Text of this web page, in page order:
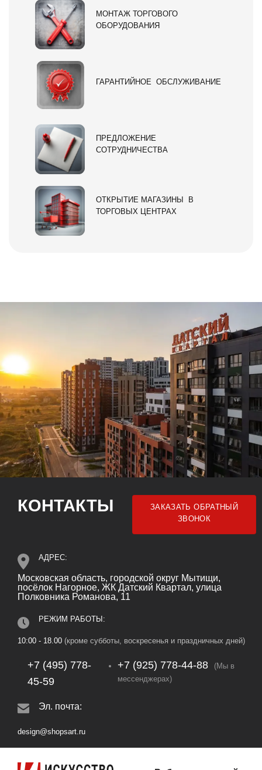
МОНТАЖ ТОРГОВОГО
ОБОРУДОВАНИЯ
ГАРАНТИЙНОЕ ОБСЛУЖИВАНИЕ
ПРЕДЛОЖЕНИЕ
СОТРУДНИЧЕСТВА
ОТКРЫТИЕ МАГАЗИНЫ В
ТОРГОВЫХ ЦЕНТРАХ
КОНТАКТЫ
ЗАКАЗАТЬ ОБРАТНЫЙ
ЗВОНОК
АДРЕС:
Московская область, городской округ Мытищи,
посёлок Нагорное, ЖК Датский Квартал, улица
Полковника Романова, 11
РЕЖИМ РАБОТЫ:
10:00 - 18.00 (кроме субботы, воскресенья и праздничных дней)
+7 (495) 778-
45-59
+7 (925) 778‑44‑88
(Мы в
мессенджерах)
Эл. почта:
design@shopsart.ru